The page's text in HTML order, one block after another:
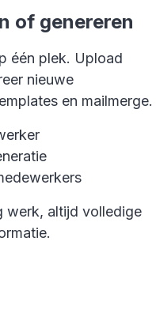
of genereren
één plek. Upload
nieuwe
en mailmerge.
werk, altijd volledige